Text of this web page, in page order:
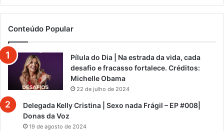
Conteúdo Popular
Pílula do Dia | Na estrada da vida, cada
desafio e fracasso fortalece. Créditos:
Michelle Obama
22 de julho de 2024
Delegada Kelly Cristina | Sexo nada Frágil – EP #008|
Donas da Voz
19 de agosto de 2024